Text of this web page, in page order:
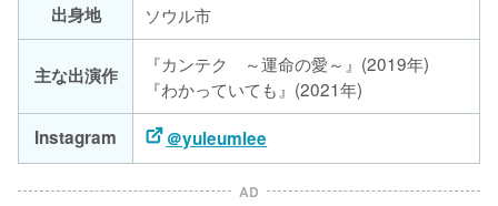
出身地 ソウル市
主な出演作
『カンテク ～運命の愛～』(2019年)
『わかっていても』(2021年)
Instagram
＠yuleumlee
AD